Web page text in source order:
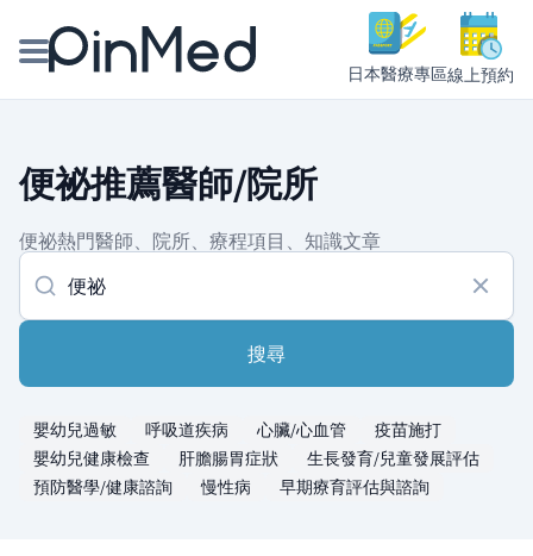
日本醫療專區線上預約
醫師專欄專訪
健康主題館
我是醫療人員
便祕推薦醫師/院所
便祕熱門醫師、院所、療程項目、知識文章
搜尋
嬰幼兒過敏 呼吸道疾病 心臟/心血管
疫苗施打
嬰幼兒健康檢查
肝膽腸胃症狀
生長發育/兒童發展評估
預防醫學/健康諮詢
慢性病 早期療育評估與諮詢